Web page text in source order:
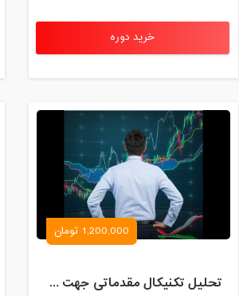
خرید دوره
1,200,000 تومان
تحلیل تکنیکال مقدماتی جهت ورود به بازار های مالی (رمز ارز و فارکس )